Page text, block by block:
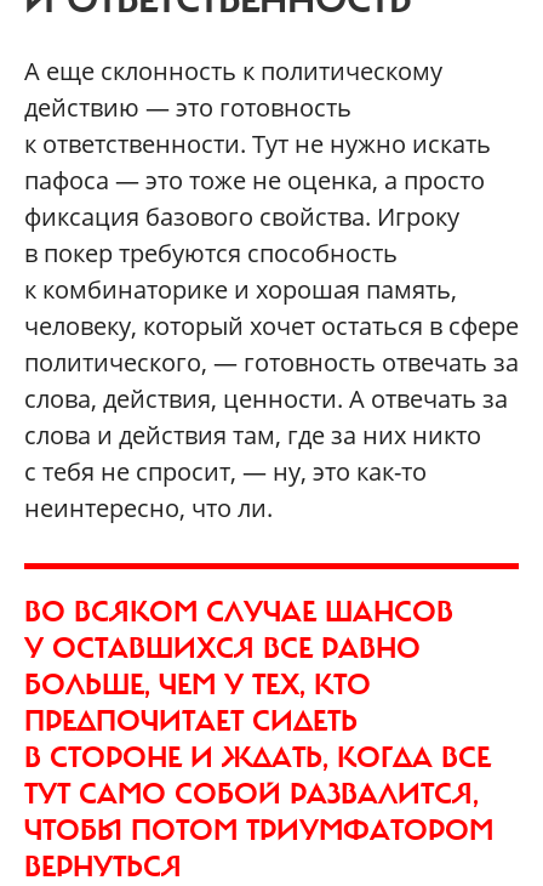
А еще склонность к политическому
действию — это готовность
к ответственности. Тут не нужно искать
пафоса — это тоже не оценка, а просто
фиксация базового свойства. Игроку
в покер требуются способность
к комбинаторике и хорошая память,
человеку, который хочет остаться в сфере
политического, — готовность отвечать за
слова, действия, ценности. А отвечать за
слова и действия там, где за них никто
с тебя не спросит, — ну, это как-то
неинтересно, что ли.
ВО ВСЯКОМ СЛУЧАЕ ШАНСОВ
У ОСТАВШИХСЯ ВСЕ РАВНО
БОЛЬШЕ, ЧЕМ У ТЕХ, КТО
ПРЕДПОЧИТАЕТ СИДЕТЬ
В СТОРОНЕ И ЖДАТЬ, КОГДА ВСЕ
ТУТ САМО СОБОЙ РАЗВАЛИТСЯ,
ЧТОБЫ ПОТОМ ТРИУМФАТОРОМ
ВЕРНУТЬСЯ